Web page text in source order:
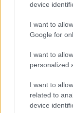
device
I want to
Google for
I want to
personalized
I want to
related to
device
helyszínei újra a
Szent István
családi kalandok
írták a szervezők.
A rendezvény